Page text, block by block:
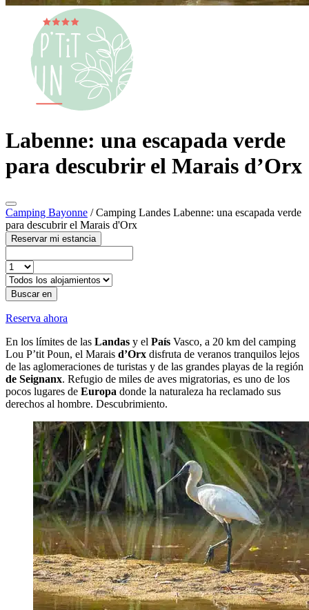
Labenne: una escapada verde
para descubrir el Marais d’Orx
Camping Bayonne /Camping Landes Labenne: una escapada verde
para descubrir el Marais d'Orx
Reservar mi estancia
Buscar en
Reserva ahora
En los límites de las Landas y el País Vasco, a 20 km del camping
Lou P’tit Poun, el Marais d’Orx disfruta de veranos tranquilos lejos
de las aglomeraciones de turistas y de las grandes playas de la región
de Seignanx. Refugio de miles de aves migratorias, es uno de los
pocos lugares de Europa donde la naturaleza ha reclamado sus
derechos al hombre. Descubrimiento.